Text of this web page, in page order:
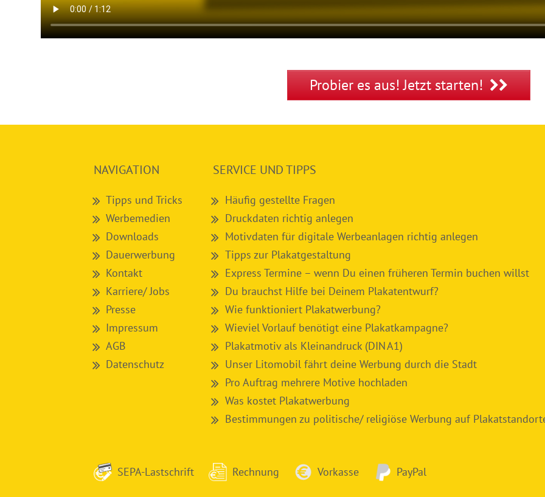
Probier es aus! Jetzt starten!
NAVIGATION
Tipps und Tricks
Werbemedien
Downloads
Dauerwerbung
Kontakt
Karriere/ Jobs
Presse
Impressum
AGB
Datenschutz
SERVICE UND TIPPS
Häufig gestellte Fragen
Druckdaten richtig anlegen
Motivdaten für digitale Werbeanlagen richtig anlegen
Tipps zur Plakatgestaltung
Express Termine – wenn Du einen früheren Termin buchen willst
Du brauchst Hilfe bei Deinem Plakatentwurf?
Wie funktioniert Plakatwerbung?
Wieviel Vorlauf benötigt eine Plakatkampagne?
Plakatmotiv als Kleinandruck (DIN A1)
Unser Litomobil fährt deine Werbung durch die Stadt
Pro Auftrag mehrere Motive hochladen
Was kostet Plakatwerbung
Bestimmungen zu politische/ religiöse Werbung auf
SEPA-Lastschrift Rechnung Vorkasse PayPal